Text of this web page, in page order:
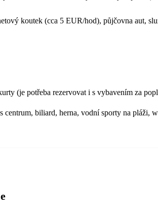
koutek (cca 5 EUR/hod), půjčovna aut,
(je potřeba rezervovat i s vybavením za
centrum, biliard, herna, vodní sporty na pláži,